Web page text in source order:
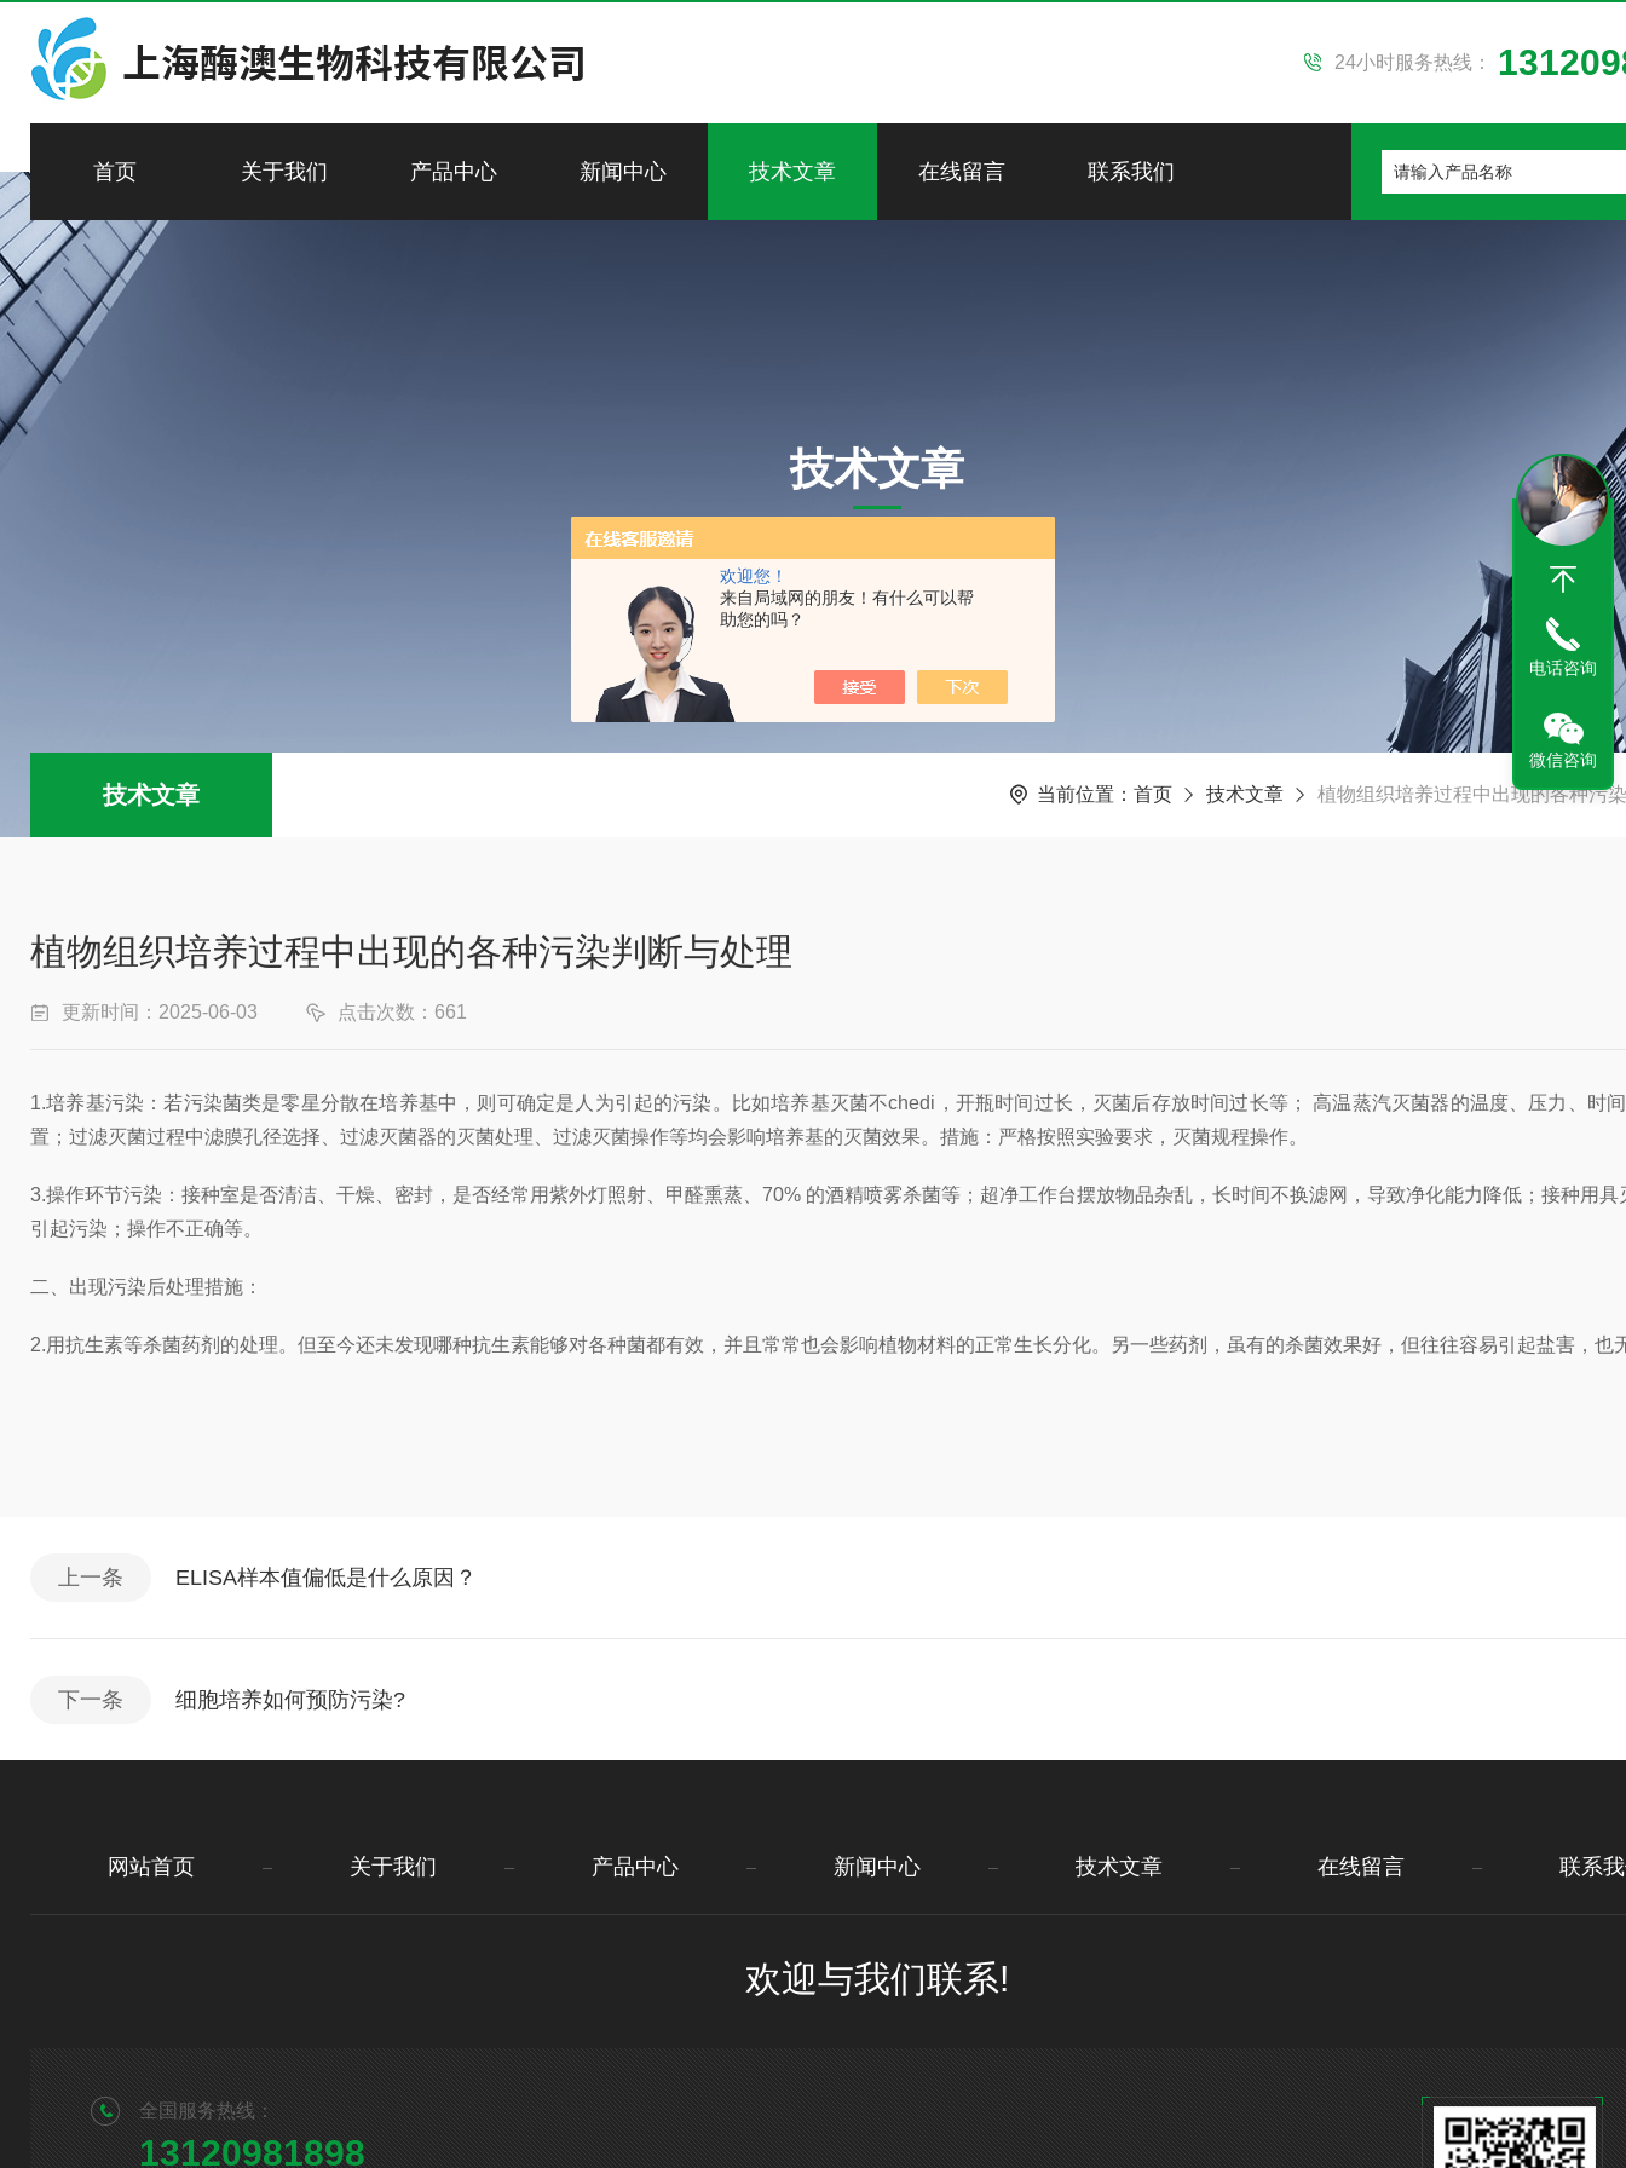
欢迎您！
来自局域网的朋友！有什么可以帮
助您的吗？
24小时服务热线：
首页 关于我们 产品中心 新闻中心 技术文章 在线留言 联系我们
技术文章
技术文章 当前位置： 首页 技术文章 植物组织培养过程中出现的各种污
植物组织培养过程中出现的各种污染判断与处理
更新时间：2025-06-03 点击次数：661
1.培养基污染：若污染菌类是零星分散在培养基中，则可确定是人为引起的污染。比如培养基灭菌不chedi ，开瓶时间过长，灭菌后存放时间过长等； 高温蒸汽灭菌器的温度、压力、时
置；过滤灭菌过程中滤膜孔径选择、过滤灭菌器的灭菌处理、过滤灭菌操作等均会影响培养基的灭菌效果。措施：严格按照实验要求，灭菌规程操作。
3.操作环节污染：接种室是否清洁、干燥、密封，是否经常用紫外灯照射、甲醛熏蒸、70% 的酒精喷雾杀菌等；超净工作台摆放物品杂乱，长时间不换滤网，导致净化能力降低；接种用具
引起污染；操作不正确等。
二、出现污染后处理措施：
2.用抗生素等杀菌药剂的处理。但至今还未发现哪种抗生素能够对各种菌都有效，并且常常也会影响植物材料的正常生长分化。另一些药剂，虽有的杀菌效果好，但往往容易引起盐害，也
上一条 ELISA样本值偏低是什么原因？
下一条 细胞培养如何预防污染?
网站首页 关于我们 产品中心 新闻中心 技术文章 在线留言 联系
欢迎与我们联系!
全国服务热线：
13120981898
电话咨询
微信咨询